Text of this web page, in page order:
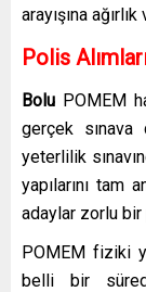
arayışına
Polis
Bolu POMEM
gerçek sınava
yeterlilik
yapılarını tam
adaylar zorlu bir
POMEM fiziki
belli bir